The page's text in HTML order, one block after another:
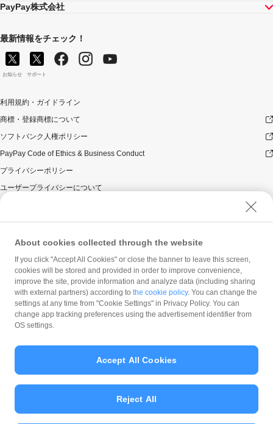
PayPay株式会社
最新情報をチェック！
お知らせ サポート
利用規約・ガイドライン
商標・登録商標について
ソフトバンク人権ポリシー
PayPay Code of Ethics & Business Conduct
プライバシーポリシー
ユーザープライバシーについて
ウェブサイト利用規約
反社会的勢力に対する方針
勧誘方針
マネロン等基本方針
カスタマーハラスメントに関する当社の考え方
© PayPay Corporation
About cookies collected through the website
If you click "Accept All Cookies" or close the banner to leave this screen,
cookies will be stored and provided in order to improve convenience,
improve the site, provide information and analyze data (including sharing
with external partners) according to the cookie policy. You can change the
settings at any time from "Cookie Settings" in Privacy Policy. You can
change app tracking preferences using the advertisement identifier from
OS settings.
Reject All
Accept All Cookies